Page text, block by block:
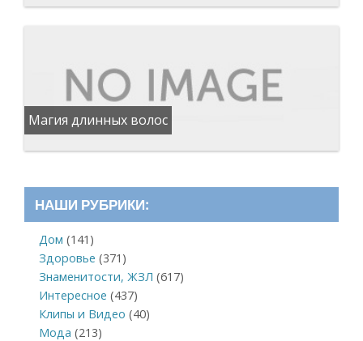
Магия длинных волос
НАШИ РУБРИКИ:
Дом (141)
Здоровье (371)
Знаменитости, ЖЗЛ (617)
Интересное (437)
Клипы и Видео (40)
Мода (213)